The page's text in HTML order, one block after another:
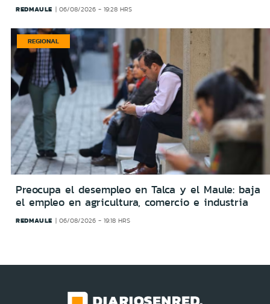
REDMAULE 06/08/2026 - 19:28 HRS
REGIONAL
Preocupa el desempleo en Talca y el Maule: baja
el empleo en agricultura, comercio e industria
REDMAULE 06/08/2026 - 19:18 HRS